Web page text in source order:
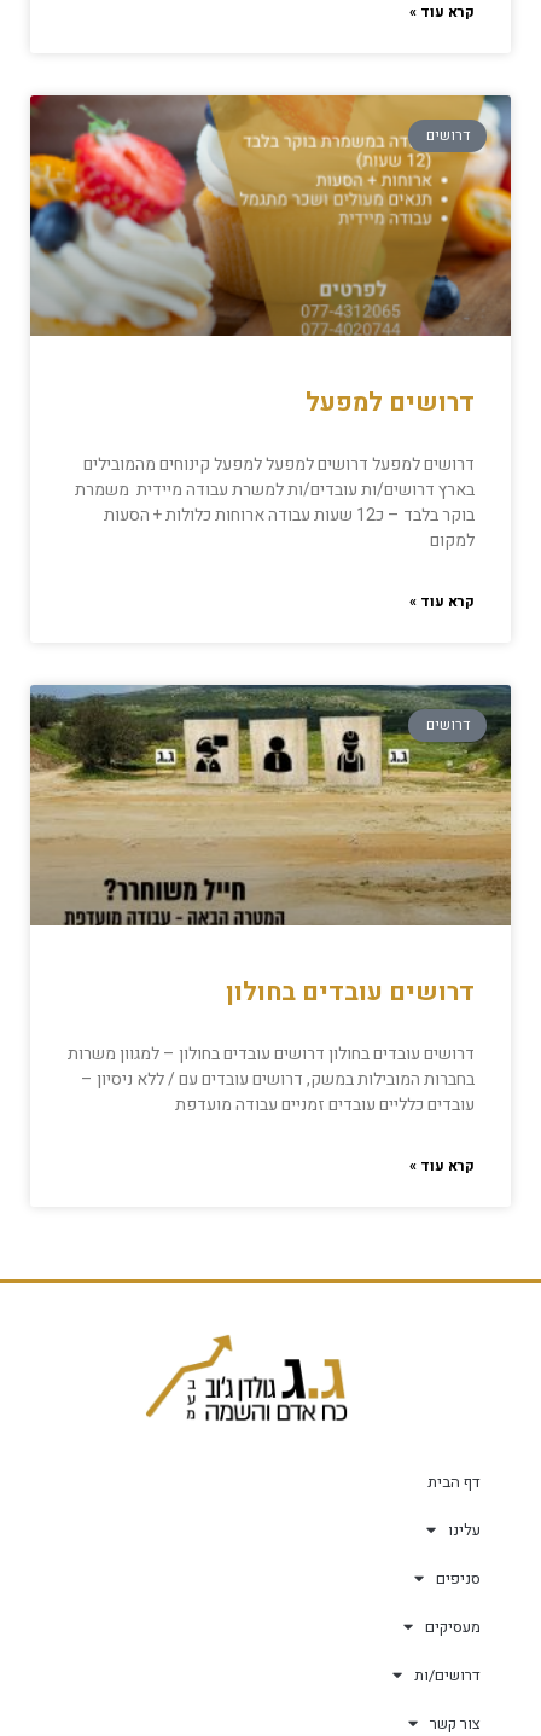
קרא עוד »
דרושים
דרושים למפעל
דרושים למפעל דרושים למפעל למפעל קינוחים מהמובילים
בארץ דרושים/ות עובדים/ות למשרת עבודה מיידית משמרת
בוקר בלבד – כ12 שעות עבודה ארוחות כלולות + הסעות
למקום
קרא עוד »
דרושים
דרושים עובדים בחולון
דרושים עובדים בחולון דרושים עובדים בחולון – למגוון משרות
בחברות המובילות במשק, דרושים עובדים עם / ללא ניסיון –
עובדים כלליים עובדים זמניים עבודה מועדפת
קרא עוד »
דף הבית
עלינו
סניפים
מעסיקים
דרושים/ות
צור קשר